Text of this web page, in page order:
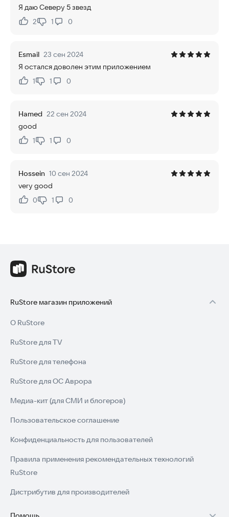
Я даю Северу 5 звезд
Нравится:
2Не нравится:
1 0
Esmail 23 сен 2024
Я остался доволен этим приложением
Нравится:
1Не нравится:
1 0
Hamed 22 сен 2024
good
Нравится:
1Не нравится:
1 0
Hossein 10 сен 2024
very good
Нравится:
0Не нравится:
1 0
RuStore магазин приложений
О RuStore
RuStore для TV
RuStore для телефона
RuStore для ОС Аврора
Медиа-кит (для СМИ и блогеров)
Пользовательское соглашение
Конфиденциальность для пользователей
Правила применения рекомендательных технологий
RuStore
Дистрибутив для производителей